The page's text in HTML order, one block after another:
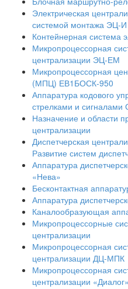
Электрическая
системой монтажа ЭЦ-И
Контейнерная система
Микропроцессорная
централизации ЭЦ-ЕМ
Микропроцессорная
(МПЦ) ЕВ1БОСК-950
Аппаратура кодового
стрелками и сигналами
Назначение и области
централизации
Диспетчерская
Развитие систем
Аппаратура
«Нева»
Бесконтактная
Аппаратура
Каналообразующая
Микропроцессорные
централизации
Микропроцессорная
централизации ДЦ-МПК
Микропроцессорная
централизации «Диалог»